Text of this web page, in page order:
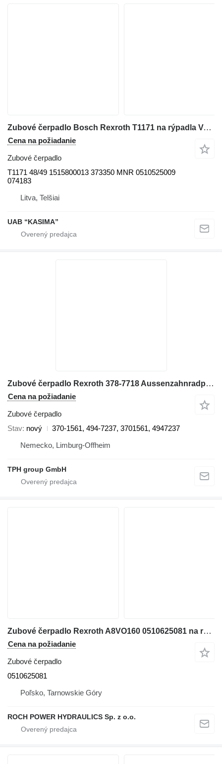
Zubové čerpadlo Bosch Rexroth T1171 na rýpadla Volvo EW230C
Cena na požiadanie
Zubové čerpadlo
T1171 48/49 1515800013 373350 MNR 0510525009
074183
Litva, Telšiai
UAB “KASIMA”
Zubové čerpadlo Rexroth 378-7718 Aussenzahnradpumpe, 494-7237, CAT 6015B 370-1561 na rýpadla Caterpillar 6015B
Cena na požiadanie
Zubové čerpadlo
Stav nový
370-1561, 494-7237, 3701561, 4947237
Nemecko, Limburg-Offheim
TPH group GmbH
Zubové čerpadlo Rexroth A8VO160 0510625081 na rýpadla
Cena na požiadanie
Zubové čerpadlo
0510625081
Poľsko, Tarnowskie Góry
ROCH POWER HYDRAULICS Sp. z o.o.